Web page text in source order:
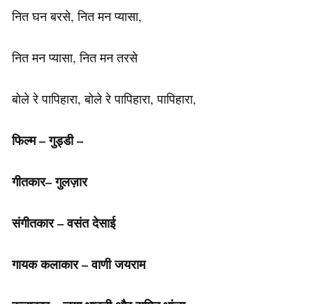
नित घन बरसे, नित मन प्यासा,
नित मन प्यासा, नित मन तरसे
बोले रे पापिहारा, बोले रे पापिहारा, पापिहारा,
फिल्म–गुड्डी–
गीतकार–गुलज़ार
संगीतकार–वसंतदेसाई
गायककलाकार–वाणीजयराम